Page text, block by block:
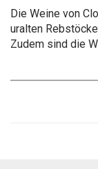
Die Weine von
uralten
Zudem sind die